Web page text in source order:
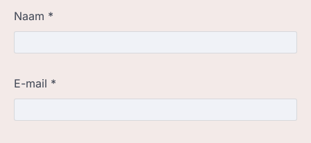
Naam *
E-mail *